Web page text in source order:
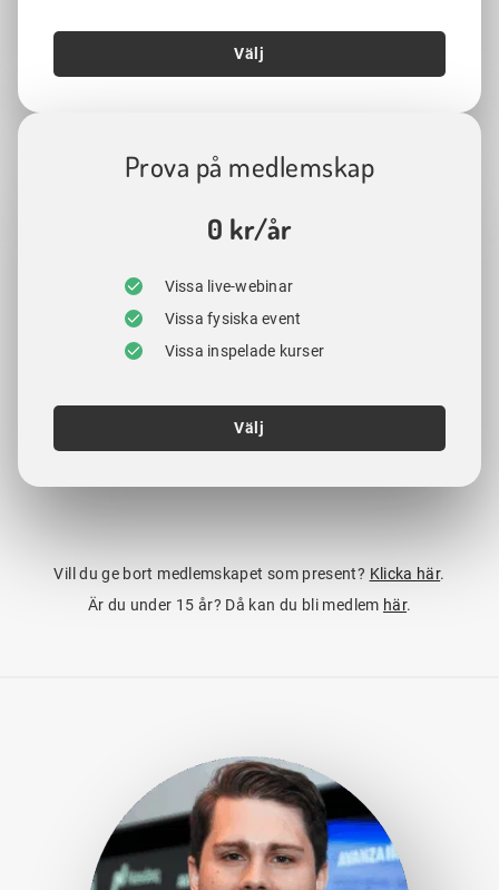
Välj
Prova på medlemskap
0 kr/år
Vissa live-webinar
Vissa fysiska event
Vissa inspelade kurser
Välj
Vill du ge bort medlemskapet som present? Klicka här.
Är du under 15 år? Då kan du bli medlem här.